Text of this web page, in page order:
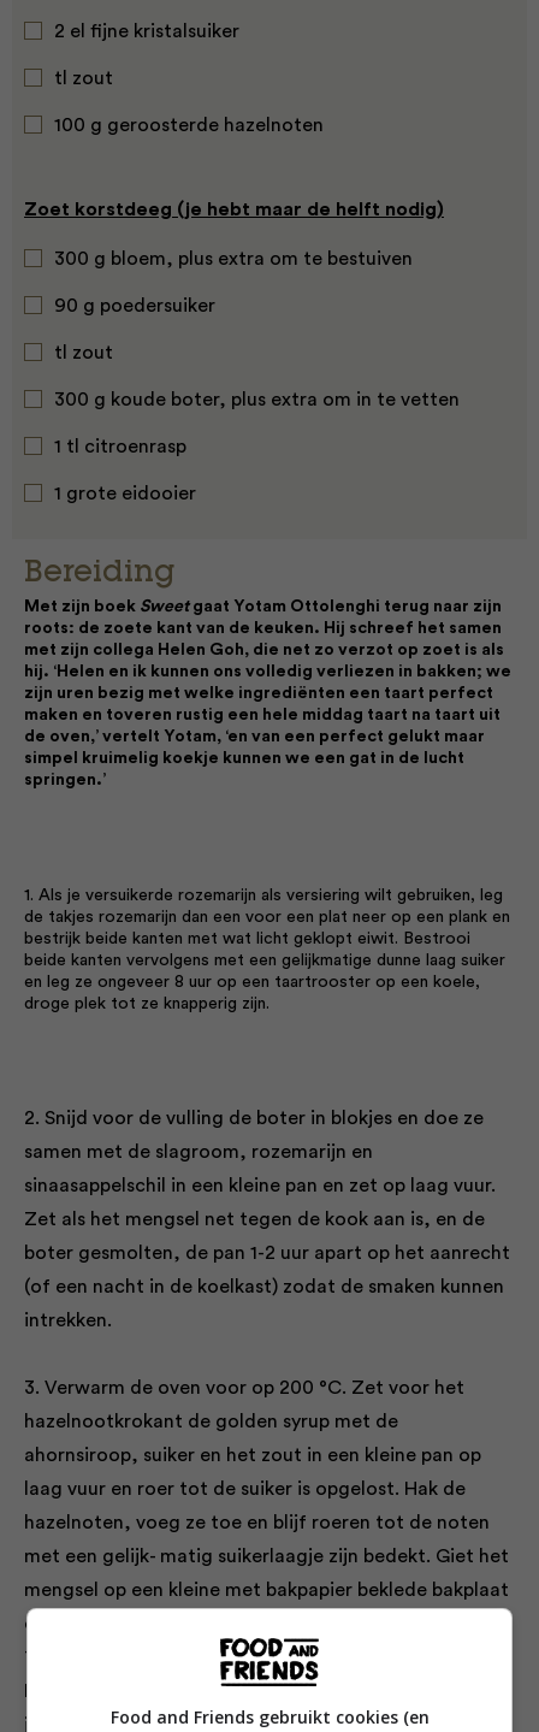
2 el fijne kristalsuiker
tl zout
100 g geroosterde hazelnoten
Zoet korstdeeg (je hebt maar de helft nodig)
300 g bloem, plus extra om te bestuiven
90 g poedersuiker
tl zout
300 g koude boter, plus extra om in te vetten
1 tl citroenrasp
1 grote eidooier
Bereiding
Met zijn boek Sweetgaat Yotam Ottolenghi terug naar zijn
roots: de zoete kant van de keuken. Hij schreef het samen
met zijn collega Helen Goh, die net zo verzot op zoet is als
hij. ‘Helen en ik kunnen ons volledig verliezen in bakken; we
zijn uren bezig met welke ingrediënten een taart perfect
maken en toveren rustig een hele middag taart na taart uit
de oven,’ vertelt Yotam, ‘en van een perfect gelukt maar
simpel kruimelig koekje kunnen we een gat in de lucht
springen.’
1. Als je versuikerde rozemarijn als versiering wilt gebruiken, leg
de takjes rozemarijn dan een voor een plat neer op een plank en
bestrijk beide kanten met wat licht geklopt eiwit. Bestrooi
beide kanten vervolgens met een gelijkmatige dunne laag suiker
en leg ze ongeveer 8 uur op een taartrooster op een koele,
droge plek tot ze knapperig zijn.
2. Snijd voor de vulling de boter in blokjes en doe ze
samen met de slagroom, rozemarijn en
sinaasappelschil in een kleine pan en zet op laag vuur.
Zet als het mengsel net tegen de kook aan is, en de
boter gesmolten, de pan 1-2 uur apart op het aanrecht
(of een nacht in de koelkast) zodat de smaken kunnen
intrekken.
3. Verwarm de oven voor op 200 °C. Zet voor het
hazelnootkrokant de golden syrup met de
ahornsiroop, suiker en het zout in een kleine pan op
laag vuur en roer tot de suiker is opgelost. Hak de
hazelnoten, voeg ze toe en blijf roeren tot de noten
met een gelijk- matig suikerlaagje zijn bedekt. Giet het
mengsel op een kleine met bakpapier beklede bakplaat
en spreid het uit met een lepel. Bak het notenmengsel
7-8 minuten in de oven tot het goudbruin is en borrelt.
Laat het hazelnootkrokant helemaal afkoelen voordat
je het in stukjes van ongeveer ½ cm hakt. Houd apart.
Food and Friends gebruikt cookies (en